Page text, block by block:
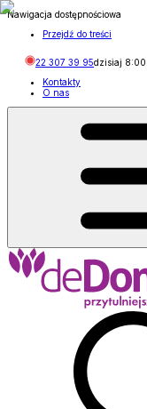
Nawigacja dostępnościowa
Przejdź do treści
22 307 39 95dzisiaj 8:00
Kontakty
O nas